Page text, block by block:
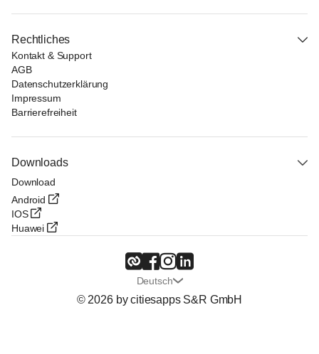
Rechtliches
Kontakt & Support
AGB
Datenschutzerklärung
Impressum
Barrierefreiheit
Downloads
Download
Android
IOS
Huawei
Deutsch
© 2026 by citiesapps S&R GmbH